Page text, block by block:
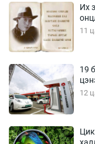
Их
11
19
12